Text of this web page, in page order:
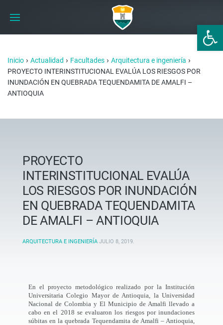
Abrir
Inicio › Actualidad › Facultades › Arquitectura e ingeniería ›
PROYECTO INTERINSTITUCIONAL EVALÚA LOS RIESGOS POR
INUNDACIÓN EN QUEBRADA TEQUENDAMITA DE AMALFI –
ANTIOQUIA
PROYECTO
INTERINSTITUCIONAL EVALÚA
LOS RIESGOS POR INUNDACIÓN
EN QUEBRADA TEQUENDAMITA
DE AMALFI – ANTIOQUIA
ARQUITECTURA E INGENIERÍA JULIO 8, 2019.
En el proyecto metodológico realizadopor la Institución
Universitaria Colegio Mayor de Antioquia, la Universidad
Nacional de Colombia y El Municipio de Amalfi llevado a
cabo en el 2018 se evaluaron los riesgos por inundaciones
súbitas en la quebrada Tequendamita de Amalfi – Antioquia,